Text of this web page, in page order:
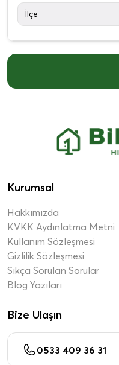
Kurumsal
Hakkımızda
KVKK Aydınlatma Metni
Kullanım Sözleşmesi
Gizlilik Sözleşmesi
Sıkça Sorulan Sorular
Blog Yazıları
Bize Ulaşın
0533 409 36 31